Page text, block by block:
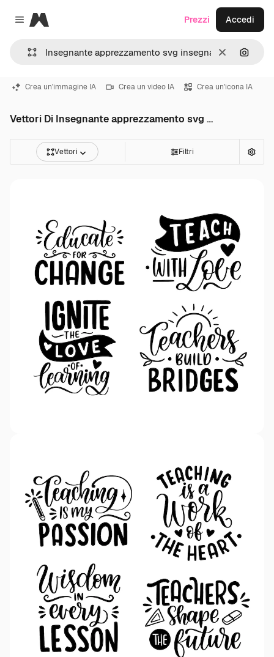
Close menu
Magnific
CancellaCerca
Prezzi Accedi
Crea un'immagine IA Crea un video IA Crea un'icona IA
Vettori Di Insegnante apprezzamento svg insegnante svg bundle
Vettori Filtri